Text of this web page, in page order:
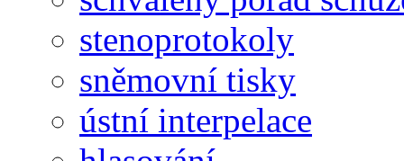
stenoprotokoly
sněmovní tisky
ústní interpelace